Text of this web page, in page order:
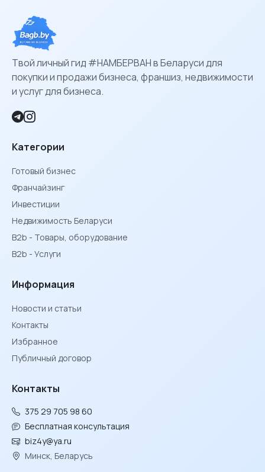
Твой личный гид #НАМБЕРВАН в Беларуси для
покупки и продажи бизнеса, франшиз, недвижимости
и услуг для бизнеса.
Категории
Готовый бизнес
Франчайзинг
Инвестиции
Недвижимость Беларуси
B2b - Товары, оборудование
B2b - Услуги
Информация
Новости и статьи
Контакты
Избранное
Публичный договор
Контакты
375 29 705 98 60
Бесплатная консультация
biz4y@ya.ru
Минск, Беларусь